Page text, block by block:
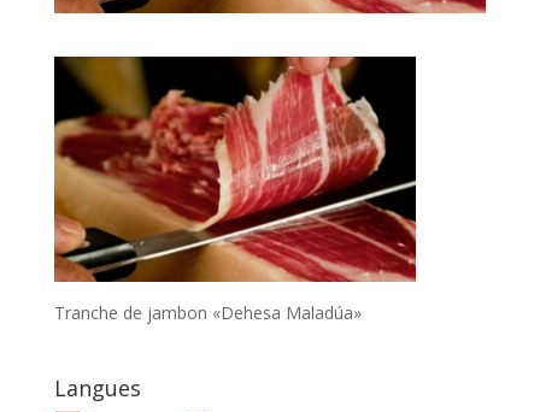
Tranche de jambon «Dehesa Maladúa»
Langues